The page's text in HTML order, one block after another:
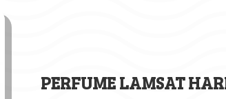
PERFUME LAMSAT